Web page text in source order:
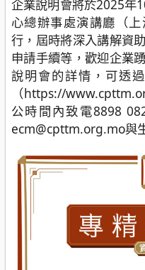
企業說明會將於2025年
心總辦事處演講廳（
行，屆時將深入講解資
申請手續等，歡迎企業
說明會的詳情，可透
（https://
公時間內致電8898
ecm@cpttm.org.mo與